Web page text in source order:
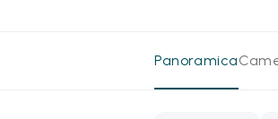
Panoramica